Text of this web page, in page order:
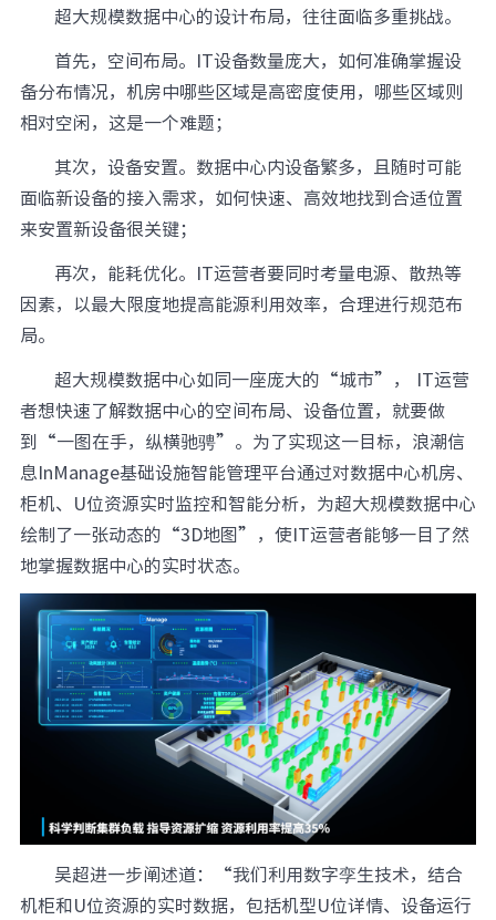
超大规模数据中心的设计布局，往往面临多重挑战。
首先，空间布局。IT设备数量庞大，如何准确掌握设
备分布情况，机房中哪些区域是高密度使用，哪些区域则
相对空闲，这是一个难题；
其次，设备安置。数据中心内设备繁多，且随时可能
面临新设备的接入需求，如何快速、高效地找到合适位置
来安置新设备很关键；
再次，能耗优化。IT运营者要同时考量电源、散热等
因素，以最大限度地提高能源利用效率，合理进行规范布
局。
超大规模数据中心如同一座庞大的“城市”， IT运营
者想快速了解数据中心的空间布局、设备位置，就要做
到“一图在手，纵横驰骋”。为了实现这一目标，浪潮信
息InManage基础设施智能管理平台通过对数据中心机房、
柜机、U位资源实时监控和智能分析，为超大规模数据中心
绘制了一张动态的“3D地图”，使IT运营者能够一目了然
地掌握数据中心的实时状态。
吴超进一步阐述道：“我们利用数字孪生技术，结合
机柜和U位资源的实时数据，包括机型U位详情、设备运行